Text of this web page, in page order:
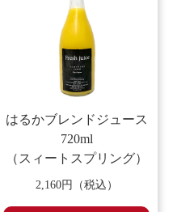
はるかブレンドジュース
720ml
（スィートスプリング）
2,160円（税込）